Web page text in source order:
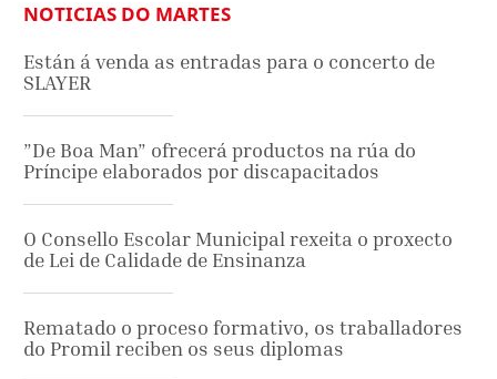
NOTICIAS DO MARTES
Están á venda as entradas para o concerto de
SLAYER
”De Boa Man” ofrecerá productos na rúa do
Príncipe elaborados por discapacitados
O Consello Escolar Municipal rexeita o proxecto
de Lei de Calidade de Ensinanza
Rematado o proceso formativo, os traballadores
do Promil reciben os seus diplomas